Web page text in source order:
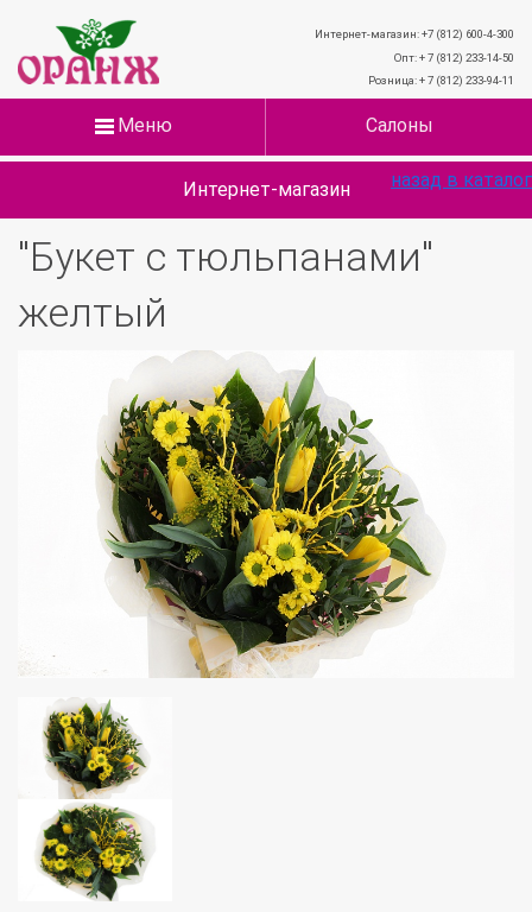
Интернет-магазин: +7 (812) 600-4-300
Опт: + 7 (812) 233-14-50
Розница: + 7 (812) 233-94-11
Меню Салоны
Интернет-магазин
"Букет с тюльпанами"
желтый
назад в каталог